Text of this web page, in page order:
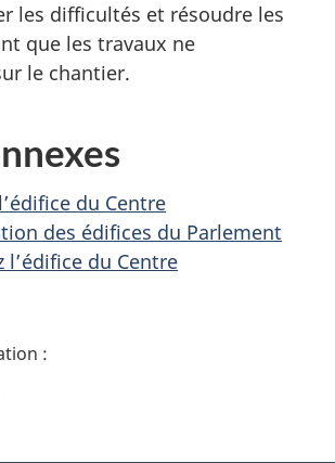
les difficultés et résoudre les
que les travaux ne
le chantier.
du Centre
des édifices du Parlement
l’édifice du Centre